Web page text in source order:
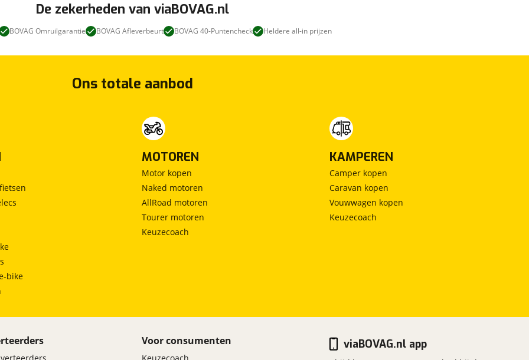
De zekerheden van viaBOVAG.nl
BOVAG Omruilgarantie BOVAG Afleverbeurt BOVAG 40-Puntencheck Heldere all-in prijzen
Ons totale aanbod
bike
MOTOREN
Motor kopen
Naked motoren
AllRoad motoren
Tourer motoren
Keuzecoach
KAMPEREN
Camper kopen
Caravan kopen
Vouwwagen kopen
Keuzecoach
Voor consumenten viaBOVAG.nl app